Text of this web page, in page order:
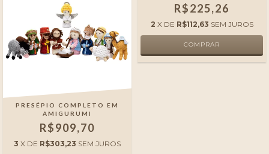
PRESÉPIO COMPLETO EM
AMIGURUMI
R$909,70
3 X DE R$303,23 SEM JUROS
R$225,26
2 X DE R$112,63 SEM JUROS